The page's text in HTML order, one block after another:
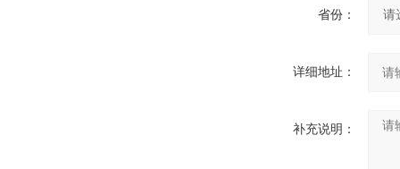
省份：
详细地址：
补充说明：